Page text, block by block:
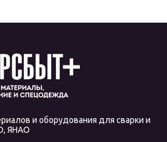
и оборудования для сварки и
ЯНАО